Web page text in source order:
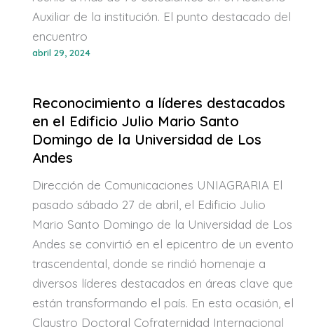
Auxiliar de la institución. El punto destacado del
encuentro
abril 29, 2024
Reconocimiento a líderes destacados
en el Edificio Julio Mario Santo
Domingo de la Universidad de Los
Andes
Dirección de Comunicaciones UNIAGRARIA El
pasado sábado 27 de abril, el Edificio Julio
Mario Santo Domingo de la Universidad de Los
Andes se convirtió en el epicentro de un evento
trascendental, donde se rindió homenaje a
diversos líderes destacados en áreas clave que
están transformando el país. En esta ocasión, el
Claustro Doctoral Cofraternidad Internacional